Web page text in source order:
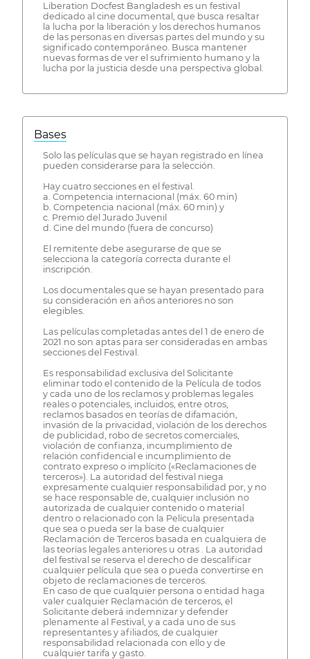
Liberation Docfest Bangladesh es un festival
dedicado al cine documental, que busca resaltar
la lucha por la liberación y los derechos humanos
de las personas en diversas partes del mundo y su
significado contemporáneo. Busca mantener
nuevas formas de ver el sufrimiento humano y la
lucha por la justicia desde una perspectiva global.
Bases
Solo las películas que se hayan registrado en línea
pueden considerarse para la selección.
Hay cuatro secciones en el festival.
a. Competencia internacional (máx. 60 min)
b. Competencia nacional (máx. 60 min) y
c. Premio del Jurado Juvenil
d. Cine del mundo (fuera de concurso)
El remitente debe asegurarse de que se
selecciona la categoría correcta durante el
inscripción.
Los documentales que se hayan presentado para
su consideración en años anteriores no son
elegibles.
Las películas completadas antes del 1 de enero de
2021 no son aptas para ser consideradas en ambas
secciones del Festival.
Es responsabilidad exclusiva del Solicitante
eliminar todo el contenido de la Película de todos
y cada uno de los reclamos y problemas legales
reales o potenciales, incluidos, entre otros,
reclamos basados en teorías de difamación,
invasión de la privacidad, violación de los derechos
de publicidad, robo de secretos comerciales,
violación de confianza, incumplimiento de
relación confidencial e incumplimiento de
contrato expreso o implícito («Reclamaciones de
terceros»). La autoridad del festival niega
expresamente cualquier responsabilidad por, y no
se hace responsable de, cualquier inclusión no
autorizada de cualquier contenido o material
dentro o relacionado con la Película presentada
que sea o pueda ser la base de cualquier
Reclamación de Terceros basada en cualquiera de
las teorías legales anteriores u otras . La autoridad
del festival se reserva el derecho de descalificar
cualquier película que sea o pueda convertirse en
objeto de reclamaciones de terceros.
En caso de que cualquier persona o entidad haga
valer cualquier Reclamación de terceros, el
Solicitante deberá indemnizar y defender
plenamente al Festival, y a cada uno de sus
representantes y afiliados, de cualquier
responsabilidad relacionada con ello y de
cualquier tarifa y gasto.